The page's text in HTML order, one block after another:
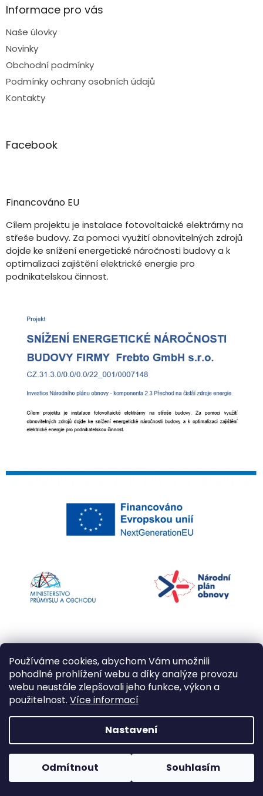
Používáme cookies, abychom Vám umožnili
pohodlné prohlížení webu a díky analýze provozu
webu neustále zlepšovali jeho funkce, výkon a
použitelnost. Více informací
Nastavení
Odmítnout Souhlasím
Informace pro vás
Naše úlovky
Novinky
Obchodní podmínky
Podmínky ochrany osobních údajů
Kontakty
Facebook
Financováno EU
Cílem projektu je instalace fotovoltaické elektrárny na
střeše budovy. Za pomoci využití obnovitelných zdrojů
dojde ke snížení energetické náročnosti budovy a k
optimalizaci zajištění elektrické energie pro
podnikatelskou činnost.
Vytvořil Shoptet
Copyright 2026Kapří kuličky. Všechna práva
vyhrazena.
Upravit nastavení cookies